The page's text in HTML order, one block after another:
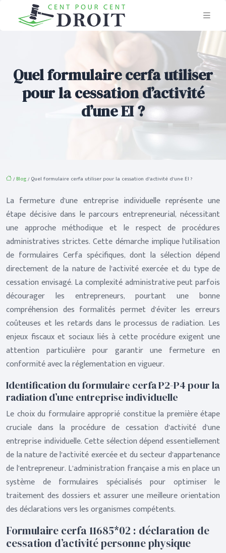
Quel formulaire cerfa utiliser
pour la cessation d’activité
d’une EI ?
/Blog/ Quel formulaire cerfa utiliser pour la cessation d’activité d’une EI ?
La fermeture d’une entreprise individuelle représente une
étape décisive dans le parcours entrepreneurial, nécessitant
une approche méthodique et le respect de procédures
administratives strictes. Cette démarche implique l’utilisation
de formulaires Cerfa spécifiques, dont la sélection dépend
directement de la nature de l’activité exercée et du type de
cessation envisagé. La complexité administrative peut parfois
décourager les entrepreneurs, pourtant une bonne
compréhension des formalités permet d’éviter les erreurs
coûteuses et les retards dans le processus de radiation. Les
enjeux fiscaux et sociaux liés à cette procédure exigent une
attention particulière pour garantir une fermeture en
conformité avec la réglementation en vigueur.
Identification du formulaire cerfa P2-P4 pour la
radiation d’une entreprise individuelle
Le choix du formulaire approprié constitue la première étape
cruciale dans la procédure de cessation d’activité d’une
entreprise individuelle. Cette sélection dépend essentiellement
de la nature de l’activité exercée et du secteur d’appartenance
de l’entrepreneur. L’administration française a mis en place un
système de formulaires spécialisés pour optimiser le
traitement des dossiers et assurer une meilleure orientation
des déclarations vers les organismes compétents.
Formulaire cerfa 11685*02 : déclaration de
cessation d’activité personne physique